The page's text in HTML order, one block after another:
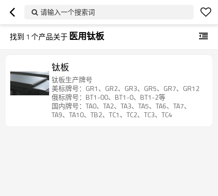
请输入一个搜索词
找到 1 个产品关于 医用钛板
钛板
钛板生产牌号
美标牌号：GR1、GR2、GR3、GR5、GR7、GR12
俄标牌号：BT1-00、BT1-0、BT1-2等
国内牌号：TA0、TA2、TA3、TA5、TA6、TA7、
TA9、TA10、TB2、TC1、TC2、TC3、TC4